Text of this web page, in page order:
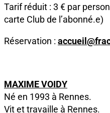
Tarif réduit : 3 € par
carte Club de l’abonné.e)
Réservation :
MAXIME VOIDY
Né en 1993 à Rennes.
Vit et travaille à Rennes.